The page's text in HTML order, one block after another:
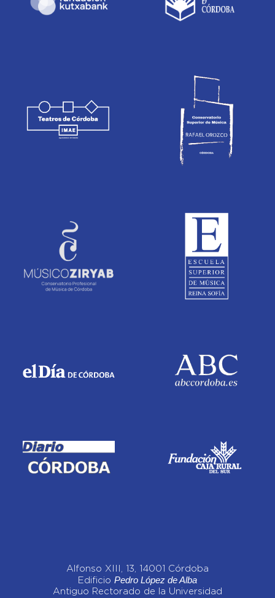
Alfonso XIII, 13, 14001 Córdoba
Edificio Pedro López de Alba
Antiguo Rectorado de la Universidad